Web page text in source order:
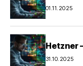
01.11.2025
Hetzner
31.10.2025